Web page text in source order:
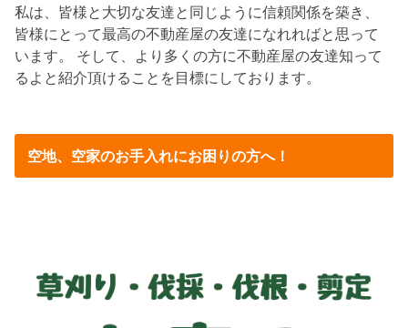
私は、皆様と大切な友達と同じように信頼関係を築き、
皆様にとって最高の不動産屋の友達になれればと思って
います。 そして、より多くの方に不動産屋の友達知って
るよと紹介頂けることを目標にしております。
空地、空家のお手入れにお困りの方へ！